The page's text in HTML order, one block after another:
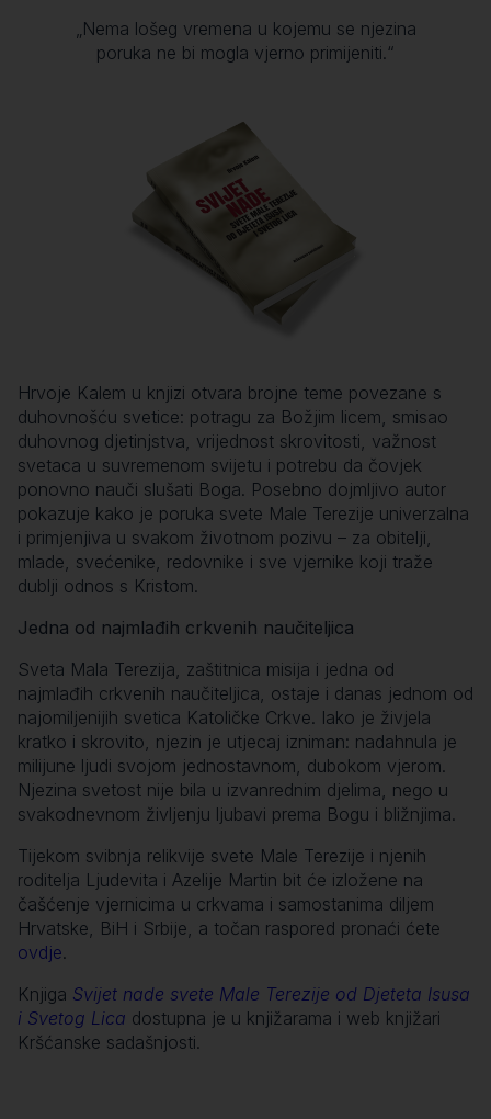
„Nema lošeg vremena u kojemu se njezina
poruka ne bi mogla vjerno primijeniti.“
Hrvoje Kalem u knjizi otvara brojne teme povezane s
duhovnošću svetice: potragu za Božjim licem, smisao
duhovnog djetinjstva, vrijednost skrovitosti, važnost
svetaca u suvremenom svijetu i potrebu da čovjek
ponovno nauči slušati Boga. Posebno dojmljivo autor
pokazuje kako je poruka svete Male Terezije univerzalna
i primjenjiva u svakom životnom pozivu – za obitelji,
mlade, svećenike, redovnike i sve vjernike koji traže
dublji odnos s Kristom.
Jedna od najmlađih crkvenih naučiteljica
Sveta Mala Terezija, zaštitnica misija i jedna od
najmlađih crkvenih naučiteljica, ostaje i danas jednom od
najomiljenijih svetica Katoličke Crkve. Iako je živjela
kratko i skrovito, njezin je utjecaj izniman: nadahnula je
milijune ljudi svojom jednostavnom, dubokom vjerom.
Njezina svetost nije bila u izvanrednim djelima, nego u
svakodnevnom življenju ljubavi prema Bogu i bližnjima.
Tijekom svibnja relikvije svete Male Terezije i njenih
roditelja Ljudevita i Azelije Martin bit će izložene na
čašćenje vjernicima u crkvama i samostanima diljem
Hrvatske, BiH i Srbije, a točan raspored pronaći ćete
ovdje.
Knjiga Svijet nade svete Male Terezije od Djeteta Isusa
i Svetog Lica dostupna je u knjižarama i web knjižari
Kršćanske sadašnjosti.